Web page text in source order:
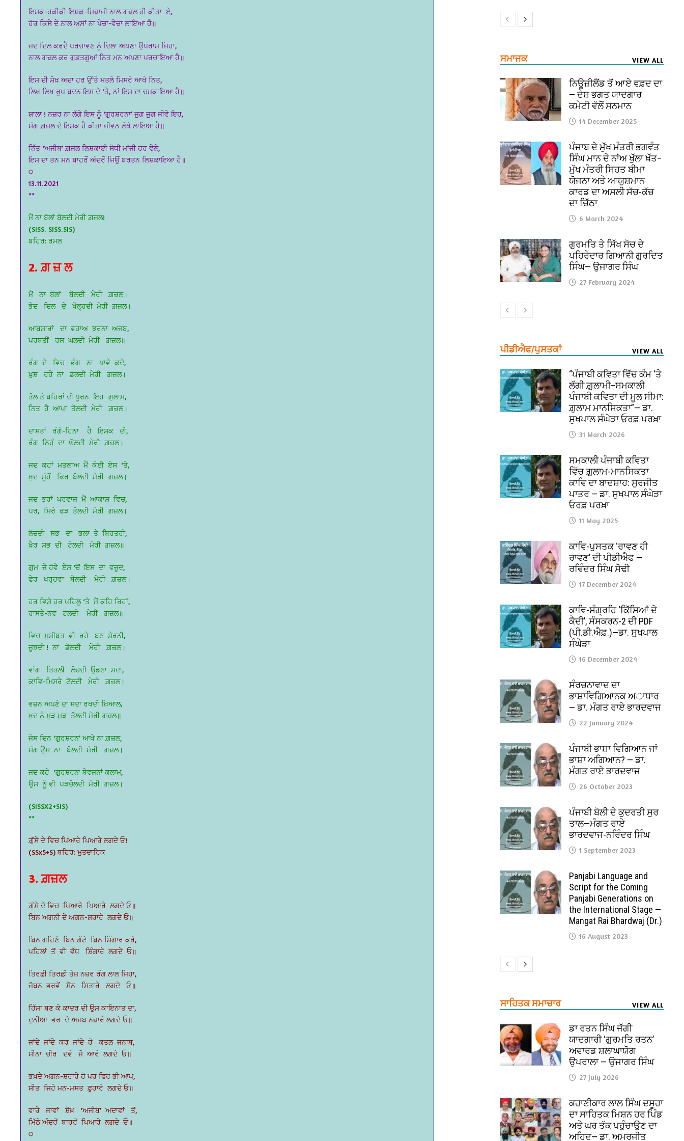
ਇਸ਼ਕ-ਹਕੀਕੀ ਇਸ਼ਕ-ਮਿਜ਼ਾਜੀ ਨਾਲ ਗ਼ਜ਼ਲ ਹੀ ਕੀਤਾ ਏ,
ਹੋਰ ਕਿਸੇ ਦੇ ਨਾਲ ਅਸਾਂ ਨਾ ਪੇਚਾ-ਵੇਚਾ ਲਾਇਆ ਹੈ॥
ਜਦ ਦਿਲ ਕਰਦੈ ਪਰਚਾਵਣ ਨੂੰ ਦਿਲਾ ਅਪਣਾ ਉਪਰਾਮ ਜਿਹਾ,
ਨਾਲ ਗ਼ਜ਼ਲ ਕਰ ਗੁਫ਼ਤਗੂਆਂ ਨਿਤ ਮਨ ਅਪਣਾ ਪਰਚਾਇਆ ਹੈ॥
ਇਸ ਦੀ ਸ਼ੋਖ਼ ਅਦਾ ਹਰ ਉੱਤੇ ਮਤਲੇ ਮਿਸਰੇ ਆਖੇ ਨਿਤ,
ਲਿਖ ਲਿਖ ਰੂਪ ਬਦਨ ਇਸ ਦੇ ‘ਤੇ, ਨਾਂ ਇਸ ਦਾ ਚਮਕਾਇਆ ਹੈ॥
ਸ਼ਾਲਾ ! ਨਜ਼ਰ ਨਾ ਲੱਗੇ ਇਸ ਨੂੰ ‘ਗੁਰਸ਼ਰਨਾ’ ਜੁਗ ਜੁਗ ਜੀਵੇ ਇਹ,
ਸੰਗ ਗ਼ਜ਼ਲ ਦੇ ਇਸ਼ਕ ਹੈ ਕੀਤਾ ਜੀਵਨ ਲੇਖੇ ਲਾਇਆ ਹੈ॥
ਨਿੱਤ ‘ਅਜੀਬ’ ਗ਼ਜ਼ਲ ਲਿਸ਼ਕਾਈ ਸੋਧੀ ਮਾਂਜੀ ਹਰ ਵੇਲੇ,
ਇਸ ਦਾ ਤਨ ਮਨ ਬਾਹਰੋਂ ਅੰਦਰੋਂ ਜਿਉਂ ਬਰਤਨ ਲਿਸ਼ਕਾਇਆ ਹੈ॥
੦
13.11.2021
**
ਮੈਂ ਨਾ ਬੋਲਾਂ ਬੋਲਦੀ ਮੇਰੀ ਗ਼ਜ਼ਲ!
(SISS. SISS.SIS)
ਬਹਿਰ: ਰਮਲ
2. ਗ਼ ਜ਼ ਲ
ਮੈਂ ਨਾ ਬੋਲਾਂ ਬੋਲਦੀ ਮੇਰੀ ਗ਼ਜ਼ਲ।
ਭੇਦ ਦਿਲ ਦੇ ਖੋਲ੍ਹਦੀ ਮੇਰੀ ਗ਼ਜ਼ਲ।
ਆਬਸ਼ਾਰਾਂ ਦਾ ਵਹਾਅ ਝਰਨਾ ਅਜਬ,
ਪਰਬਤੀਂ ਰਸ ਘੋਲਦੀ ਮੇਰੀ ਗ਼ਜ਼ਲ॥
ਰੰਗ ਦੇ ਵਿਚ ਭੰਗ ਨਾ ਪਾਵੇ ਕਦੇ,
ਖ਼ੁਸ਼ ਰਹੇ ਨਾ ਡੋਲਦੀ ਮੇਰੀ ਗ਼ਜ਼ਲ।
ਤੋਲ ਤੇ ਬਹਿਰਾਂ ਦੀ ਪੂਰਨ ਇਹ ਗ਼ੁਲਾਮ,
ਨਿਤ ਹੈ ਆਪਾ ਤੋਲਦੀ ਮੇਰੀ ਗ਼ਜ਼ਲ।
ਦਾਸਤਾਂ ਰੰਗੇ-ਹਿਨਾ ਹੈ ਇਸ਼ਕ ਦੀ,
ਰੰਗ ਨਿਹੁੰ ਦਾ ਘੋਲਦੀ ਮੇਰੀ ਗ਼ਜ਼ਲ।
ਜਦ ਕਹਾਂ ਮਤਲਾਅ ਮੈਂ ਕੋਈ ਏਸ ‘ਤੇ,
ਖ਼ੁਦ ਮੂੰਹੋਂ ਫਿਰ ਬੋਲਦੀ ਮੇਰੀ ਗ਼ਜ਼ਲ।
ਜਦ ਭਰਾਂ ਪਰਵਾਜ਼ ਮੈਂ ਆਕਾਸ਼ ਵਿਚ,
ਪਰ, ਮਿਰੇ ਫੜ ਤੋਲਦੀ ਮੇਰੀ ਗ਼ਜ਼ਲ।
ਲੋਚਦੀ ਸਭ ਦਾ ਭਲਾ ਤੇ ਬਿਹਤਰੀ,
ਖ਼ੈਰ ਸਭ ਦੀ ਟੋਲਦੀ ਮੇਰੀ ਗ਼ਜ਼ਲ॥
ਗੁਮ ਜੇ ਹੋਵੇ ਏਸ ‘ਚੋਂ ਇਸ ਦਾ ਵਜੂਦ,
ਫੇਰ ਖਰ੍ਹਵਾ ਬੋਲਦੀ ਮੇਰੀ ਗ਼ਜ਼ਲ।
ਹਰ ਵਿਸ਼ੇ ਹਰ ਪਹਿਲੂ ‘ਤੇ ਮੈਂ ਕਹਿ ਰਿਹਾਂ,
ਰਾਸਤੇ-ਨਵ ਟੋਲਦੀ ਮੇਰੀ ਗ਼ਜ਼ਲ॥
ਵਿਚ ਮੁਸੀਬਤ ਵੀ ਰਹੇ ਬਣ ਸ਼ੇਰਨੀ,
ਜੂਝਦੀ ! ਨਾ ਡੋਲਦੀ ਮੇਰੀ ਗ਼ਜ਼ਲ।
ਵਾਂਗ ਤਿਤਲੀ ਲੋਚਦੀ ਉਡਣਾ ਸਦਾ,
ਕਾਵਿ-ਮਿਸਰੇ ਟੋਲਦੀ ਮੇਰੀ ਗ਼ਜ਼ਲ।
ਵਜ਼ਨ ਅਪਣੇ ਦਾ ਸਦਾ ਰਖਦੀ ਖ਼ਿਆਲ,
ਖ਼ੁਦ ਨੂੰ ਮੁੜ ਮੁੜ ਤੋਲਦੀ ਮੇਰੀ ਗ਼ਜ਼ਲ॥
ਜੇਸ ਦਿਨ ‘ਗੁਰਸ਼ਰਨ’ ਆਖੇ ਨਾ ਗ਼ਜ਼ਲ,
ਸੰਗ ਉਸ ਨਾ ਬੋਲਦੀ ਮੇਰੀ ਗ਼ਜ਼ਲ।
ਜਦ ਕਹੇ ‘ਗੁਰਸ਼ਰਨ’ ਬੇਵਜ਼ਨਾਂ ਕਲਾਮ,
ਉਸ ਨੂੰ ਵੀ ਪੜਚੋਲਦੀ ਮੇਰੀ ਗ਼ਜ਼ਲ।
(SISSX2+SIS)
**
ਗ਼ੁੱਸੇ ਦੇ ਵਿਚ ਪਿਆਰੇ ਪਿਆਰੇ ਲਗਦੇ ਓ!
(SSx5+S) ਬਹਿਰ: ਮੁਤਦਾਰਿਕ
3. ਗ਼ਜ਼ਲ
ਗ਼ੁੱਸੇ ਦੇ ਵਿਚ ਪਿਆਰੇ ਪਿਆਰੇ ਲਗਦੇ ਓ॥
ਬਿਨ ਅਗਨੀ ਦੇ ਅਗਨ-ਸ਼ਰਾਰੇ ਲਗਦੇ ਓ॥
ਬਿਨ ਗਹਿਣੇ ਬਿਨ ਗੱਟੇ ਬਿਨ ਸ਼ਿੰਗਾਰ ਕਰੇ,
ਪਹਿਲਾਂ ਤੋਂ ਵੀ ਵੱਧ ਸ਼ਿੰਗਾਰੇ ਲਗਦੇ ਓ॥
ਤਿਰਛੀ ਤਿਰਛੀ ਤੇਜ਼ ਨਜ਼ਰ ਰੰਗ ਲਾਲ ਜਿਹਾ,
ਜੋਬਨ ਭਰਵੇਂ ਸੋਨ ਸਿਤਾਰੇ ਲਗਦੇ ਓ॥
ਹਿੱਸਾ ਬਣ ਕੇ ਕਾਦਰ ਦੀ ਉਸ ਕਾਇਨਾਤ ਦਾ,
ਦੁਨੀਆ ਭਰ ਦੇ ਅਜਬ ਨਜ਼ਾਰੇ ਲਗਦੇ ਓ॥
ਜਾਂਦੇ ਜਾਂਦੇ ਕਰ ਜਾਂਦੇ ਹੋ ਕਤਲ ਜਨਾਬ,
ਸੀਨਾ ਚੀਰ ਦਵੇ ਜੋ ਆਰੇ ਲਗਦੇ ਓ॥
ਭਖ਼ਦੇ ਅਗਨ-ਸ਼ਰਾਰੇ ਹੋ ਪਰ ਫਿਰ ਭੀ ਆਪ,
ਸੀਤ ਜਿਹੇ ਮਨ-ਮਸਤ ਫ਼ੁਹਾਰੇ ਲਗਦੇ ਓ॥
ਵਾਰੇ ਜਾਵਾਂ ਸ਼ੋਖ਼ ‘ਅਜੀਬ’ ਅਦਾਵਾਂ ਤੋਂ,
ਮਿੱਠੇ ਅੰਦਰੋਂ ਬਾਹਰੋਂ ਪਿਆਰੇ ਲਗਦੇ ਓ॥
੦
ਸਮਾਜਕ VIEW ALL
ਨਿਊਜ਼ੀਲੈਂਡ ਤੋਂ ਆਏ ਵਫ਼ਦ ਦਾ
— ਦੇਸ਼ ਭਗਤ ਯਾਦਗਾਰ
ਕਮੇਟੀ ਵੱਲੋਂ ਸਨਮਾਨ
14 December 2025
ਪੰਜਾਬ ਦੇ ਮੁੱਖ ਮੰਤਰੀ ਭਗਵੰਤ
ਸਿੰਘ ਮਾਨ ਦੇ ਨਾਂਅ ਖੁੱਲਾ ਖ਼ੱਤ–
ਮੁੱਖ ਮੰਤਰੀ ਸਿਹਤ ਬੀਮਾ
ਯੋਜਨਾ ਅਤੇ ਆਯੁਸ਼ਮਾਨ
ਕਾਰਡ ਦਾ ਅਸਲੀ ਸੱਚ-ਕੱਚ
ਦਾ ਚਿੱਠਾ
6 March 2024
ਗੁਰਮਤਿ ਤੇ ਸਿੱਖ ਸੋਚ ਦੇ
ਪਹਿਰੇਦਾਰ ਗਿਆਨੀ ਗੁਰਦਿਤ
ਸਿੰਘ— ਉਜਾਗਰ ਸਿੰਘ
27 February 2024
ਪੀਡੀਐਫ/ਪੁਸਤਕਾਂ VIEW ALL
“ਪੰਜਾਬੀ ਕਵਿਤਾ ਵਿੱਚ ਕੰਮ ‘ਤੇ
ਲੱਗੀ ਗ਼ੁਲਾਮੀ–ਸਮਕਾਲੀ
ਪੰਜਾਬੀ ਕਵਿਤਾ ਦੀ ਮੂਲ ਸੀਮਾ:
ਗ਼ੁਲਾਮ ਮਾਨਸਿਕਤਾ”— ਡਾ.
ਸੁਖਪਾਲ ਸੰਘੇੜਾ ਓਰਫ਼ ਪਰਖ਼ਾ
31 March 2026
ਸਮਕਾਲੀ ਪੰਜਾਬੀ ਕਵਿਤਾ
ਵਿੱਚ ਗ਼ੁਲਾਮ-ਮਾਨਸਿਕਤਾ
ਕਾਵਿ ਦਾ ਬਾਦਸ਼ਾਹ: ਸੁਰਜੀਤ
ਪਾਤਰ — ਡਾ. ਸੁਖਪਾਲ ਸੰਘੇੜਾ
ਓਰਫ਼ ਪਰਖ਼ਾ
11 May 2025
ਕਾਵਿ-ਪੁਸਤਕ ‘ਰਾਵਣ ਹੀ
ਰਾਵਣ’ ਦੀ ਪੀਡੀਐਫ —
ਰਵਿੰਦਰ ਸਿੰਘ ਸੋਢੀ
17 December 2024
ਕਾਵਿ-ਸੰਗ੍ਰਹਿ ‘ਕਿੱਸਿਆਂ ਦੇ
ਕੈਦੀ’, ਸੰਸਕਰਨ-2 ਦੀ PDF
(ਪੀ.ਡੀ.ਐਫ਼.)—ਡਾ. ਸੁਖਪਾਲ
ਸੰਘੇੜਾ
16 December 2024
ਸੰਰਚਨਾਵਾਦ ਦਾ
ਭਾਸ਼ਾਵਿਗਿਆਨਕ ਅਾਧਾਰ
— ਡਾ. ਮੰਗਤ ਰਾਏ ਭਾਰਦਵਾਜ
22 January 2024
ਪੰਜਾਬੀ ਭਾਸ਼ਾ ਵਿਗਿਆਨ ਜਾਂ
ਭਾਸ਼ਾ ਅਗਿਆਨ? — ਡਾ.
ਮੰਗਤ ਰਾਏ ਭਾਰਦਵਾਜ
26 October 2023
ਪੰਜਾਬੀ ਬੋਲੀ ਦੇ ਕੁਦਰਤੀ ਸੁਰ
ਤਾਲ—ਮੰਗਤ ਰਾਏ
ਭਾਰਦਵਾਜ-ਨਰਿੰਦਰ ਸਿੰਘ
1 September 2023
Panjabi Language and
Script for the Coming
Panjabi Generations on
the International Stage —
Mangat Rai Bhardwaj (Dr.)
16 August 2023
ਸਾਹਿਤਕ ਸਮਾਚਾਰ VIEW ALL
ਡਾ ਰਤਨ ਸਿੰਘ ਜੱਗੀ
ਯਾਦਗਾਰੀ ‘ਗੁਰਮਤਿ ਰਤਨ’
ਅਵਾਰਡ ਸ਼ਲਾਘਾਯੋਗ
ਉਪਰਾਲਾ — ਉਜਾਗਰ ਸਿੰਘ
27 July 2026
ਕਹਾਣੀਕਾਰ ਲਾਲ ਸਿੰਘ ਦਸੂਹਾ
ਦਾ ਸਾਹਿਤਕ ਮਿਸ਼ਨ ਹਰ ਪਿੰਡ
ਅਤੇ ਘਰ ਤੱਕ ਪਹੁੰਚਾਉਣ ਦਾ
ਅਹਿਦ— ਡਾ. ਅਮਰਜੀਤ